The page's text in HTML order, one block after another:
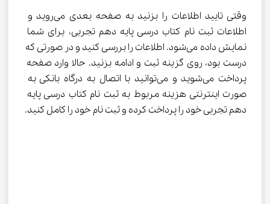
وقتی تایید اطلاعات را بزنید به صفحه بعدی می‌روید و
اطلاعات ثبت نام کتاب درسی پایه دهم تجربی، برای شما
نمایش داده می‌شود. اطلاعات را بررسی کنید و در صورتی که
درست بود، روی گزینه ثبت و ادامه بزنید. حالا وارد صفحه
پرداخت می‌شوید و می‌توانید با اتصال به درگاه بانکی به
صورت اینترنتی هزینه مربوط به ثبت نام کتاب درسی پایه
دهم تجربی خود را پرداخت کرده و ثبت نام خود را کامل کنید.